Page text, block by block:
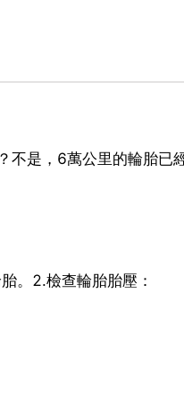
不是，6萬公里的輪胎已
。2.檢查輪胎胎壓：